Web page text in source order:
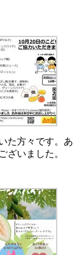
た方々です。あ
ざいました。